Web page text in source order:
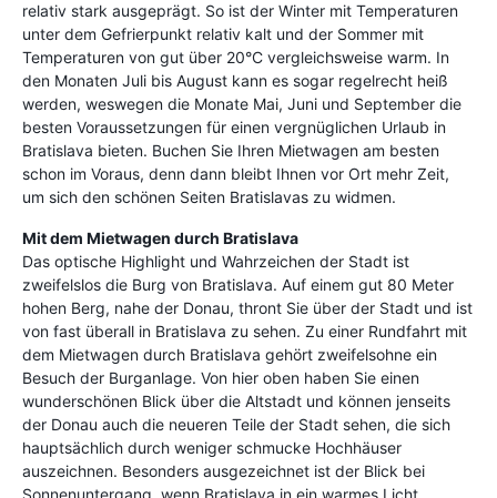
relativ stark ausgeprägt. So ist der Winter mit Temperaturen
unter dem Gefrierpunkt relativ kalt und der Sommer mit
Temperaturen von gut über 20°C vergleichsweise warm. In
den Monaten Juli bis August kann es sogar regelrecht heiß
werden, weswegen die Monate Mai, Juni und September die
besten Voraussetzungen für einen vergnüglichen Urlaub in
Bratislava bieten. Buchen Sie Ihren Mietwagen am besten
schon im Voraus, denn dann bleibt Ihnen vor Ort mehr Zeit,
um sich den schönen Seiten Bratislavas zu widmen.
Mit dem Mietwagen durch Bratislava
Das optische Highlight und Wahrzeichen der Stadt ist
zweifelslos die Burg von Bratislava. Auf einem gut 80 Meter
hohen Berg, nahe der Donau, thront Sie über der Stadt und ist
von fast überall in Bratislava zu sehen. Zu einer Rundfahrt mit
dem Mietwagen durch Bratislava gehört zweifelsohne ein
Besuch der Burganlage. Von hier oben haben Sie einen
wunderschönen Blick über die Altstadt und können jenseits
der Donau auch die neueren Teile der Stadt sehen, die sich
hauptsächlich durch weniger schmucke Hochhäuser
auszeichnen. Besonders ausgezeichnet ist der Blick bei